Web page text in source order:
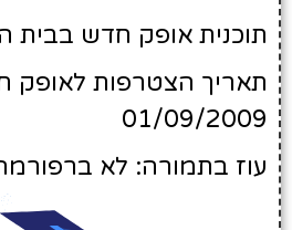
תוכנית אופק חדש בבית
תאריך הצטרפות לאופק
01/09/2009
עוז בתמורה: לא ברפורמה